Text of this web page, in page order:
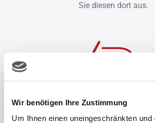
Wir benötigen Ihre Zustimmung
Um Ihnen einen uneingeschränkten und
Sie diesen dort aus.